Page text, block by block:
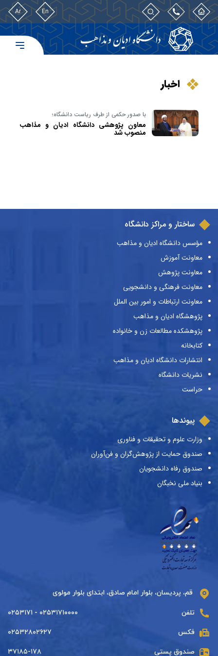
En
Ar
اخبار
با صدور حکمی از طرف ریاست دانشگاه؛
معاون پژوهشی دانشگاه ادیان و مذاهب
منصوب شد
ساختار و مراکز دانشگاه
مؤسس دانشگاه ادیان و مذاهب
معاونت آموزش
معاونت پژوهش
معاونت فرهنگی و دانشجویی
معاونت ارتباطات و امور بین الملل
پژوهشگاه ادیان و مذاهب
پژوهشکده مطالعات زن و خانواده
کتابخانه
انتشارات دانشگاه ادیان و مذاهب
نشریات دانشگاه
حراست
پیوندها
وزارت علوم و تحقیقات و فناوری
صندوق حمایت از پژوهش‌گران و فن‌آوران
صندوق رفاه دانشجویان
بنیاد ملی نخبگان
قم، پردیسان، بلوار امام صادق، ابتدای بلوار مولوی
تلفن ۰۲۵۳۱۷۱۰۰۰۰ - ۰۲۵۳۱۷۱
فکس ۰۲۵۳۲۸۰۲۶۲۷
صندوق پستی ۳۷۱۸۵-۱۷۸